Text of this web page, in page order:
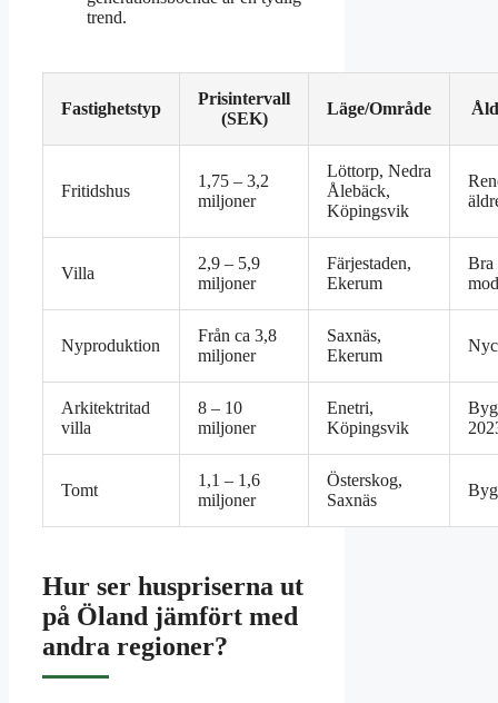
trend.
Fastighetstyp
Prisintervall
(SEK)
Läge/Område
Fritidshus
1,75 – 3,2
miljoner
Löttorp, Nedra
Ålebäck,
Köpingsvik
Villa
2,9 – 5,9
miljoner
Färjestaden,
Ekerum
Bra
Nyproduktion
Från ca 3,8
miljoner
Saxnäs,
Ekerum
Arkitektritad
villa
8 – 10
miljoner
Enetri,
Köpingsvik
Tomt
1,1 – 1,6
miljoner
Österskog,
Saxnäs
Hur ser huspriserna ut
på Öland jämfört med
andra regioner?